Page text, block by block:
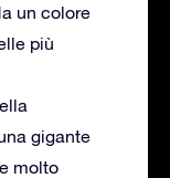
un colore
più
gigante
molto